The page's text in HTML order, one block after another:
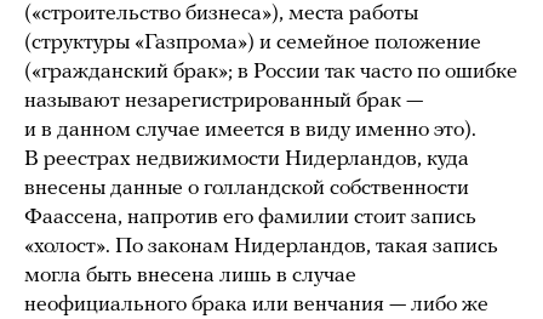
(«строительство бизнеса»), места работы
(структуры «Газпрома») и семейное положение
(«гражданский брак»; в России так часто по ошибке
называют незарегистрированный брак —
и в данном случае имеется в виду именно это).
В реестрах недвижимости Нидерландов, куда
внесены данные о голландской собственности
Фаассена, напротив его фамилии стоит запись
«холост». По законам Нидерландов, такая запись
могла быть внесена лишь в случае
неофициального брака или венчания — либо же